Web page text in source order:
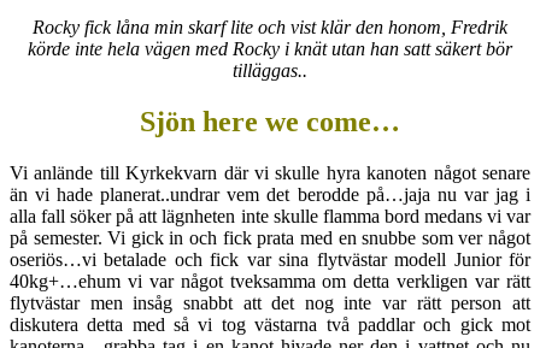
Rocky fick låna min skarf lite och vist klär den honom, Fredrik
körde inte hela vägen med Rocky i knät utan han satt säkert bör
tilläggas..
Sjön here we come…
Vi anlände till Kyrkekvarn där vi skulle hyra kanoten något senare
än vi hade planerat..undrar vem det berodde på…jaja nu var jag i
alla fall söker på att lägnheten inte skulle flamma bord medans vi var
på semester. Vi gick in och fick prata med en snubbe som ver något
oseriös…vi betalade och fick var sina flytvästar modell Junior för
40kg+…ehum vi var något tveksamma om detta verkligen var rätt
flytvästar men insåg snabbt att det nog inte var rätt person att
diskutera detta med så vi tog västarna två paddlar och gick mot